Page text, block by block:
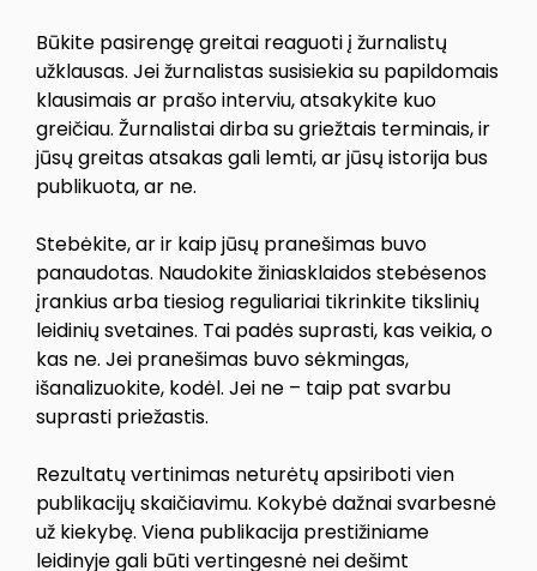
Būkite pasirengę greitai reaguoti į žurnalistų
užklausas. Jei žurnalistas susisiekia su papildomais
klausimais ar prašo interviu, atsakykite kuo
greičiau. Žurnalistai dirba su griežtais terminais, ir
jūsų greitas atsakas gali lemti, ar jūsų istorija bus
publikuota, ar ne.
Stebėkite, ar ir kaip jūsų pranešimas buvo
panaudotas. Naudokite žiniasklaidos stebėsenos
įrankius arba tiesiog reguliariai tikrinkite tikslinių
leidinių svetaines. Tai padės suprasti, kas veikia, o
kas ne. Jei pranešimas buvo sėkmingas,
išanalizuokite, kodėl. Jei ne – taip pat svarbu
suprasti priežastis.
Rezultatų vertinimas neturėtų apsiriboti vien
publikacijų skaičiavimu. Kokybė dažnai svarbesnė
už kiekybę. Viena publikacija prestižiniame
leidinyje gali būti vertingesnė nei dešimt